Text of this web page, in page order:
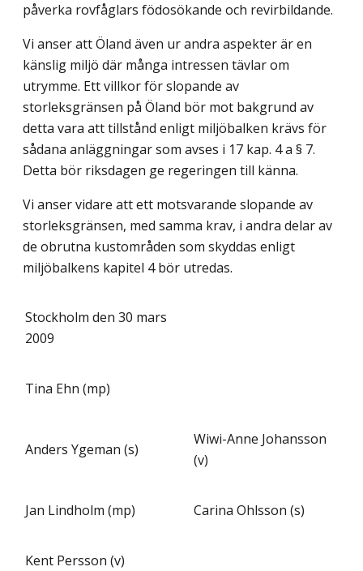
påverka rovfåglars födosökande och revirbildande.
Vi anser att Öland även ur andra aspekter är en
känslig miljö där många intressen tävlar om
utrymme. Ett villkor för slopande av
storleksgränsen på Öland bör mot bakgrund av
detta vara att tillstånd enligt miljöbalken krävs för
sådana anläggningar som avses i 17 kap. 4 a § 7.
Detta bör riksdagen ge regeringen till känna.
Vi anser vidare att ett motsvarande slopande av
storleksgränsen, med samma krav, i andra delar av
de obrutna kustområden som skyddas enligt
miljöbalkens kapitel 4 bör utredas.
Stockholm den 30 mars
2009
Tina Ehn (mp)
Anders Ygeman (s)
Wiwi-Anne Johansson
(v)
Jan Lindholm (mp) Carina Ohlsson (s)
Kent Persson (v)